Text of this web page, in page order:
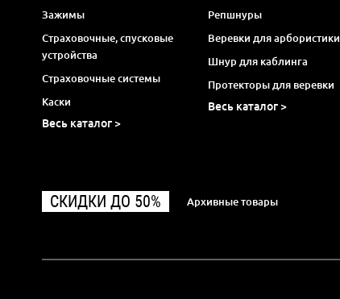
Зажимы
Страховочные, спусковые
устройства
Страховочные системы
Каски
Весь каталог >
Репшнуры
Веревки для арбористики
Шнур для каблинга
Протекторы для веревки
Весь каталог >
СКИДКИ ДО 50% Архивные товары